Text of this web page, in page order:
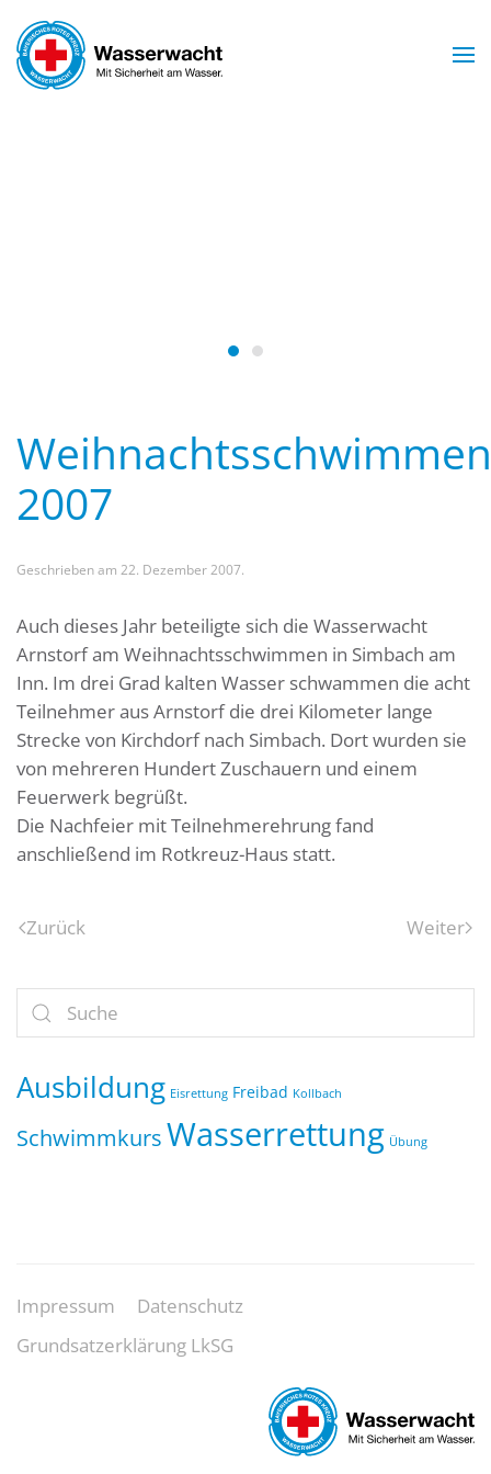
Skip to main content
Wasserwacht Arnstorf
Weihnachtsschwimmen
2007
Geschrieben am 22. Dezember 2007.
Auch dieses Jahr beteiligte sich die Wasserwacht
Arnstorf am Weihnachtsschwimmen in Simbach am
Inn. Im drei Grad kalten Wasser schwammen die acht
Teilnehmer aus Arnstorf die drei Kilometer lange
Strecke von Kirchdorf nach Simbach. Dort wurden sie
von mehreren Hundert Zuschauern und einem
Feuerwerk begrüßt.
Die Nachfeier mit Teilnehmerehrung fand
anschließend im Rotkreuz-Haus statt.
Zurück Weiter
Ausbildung Eisrettung Freibad Kollbach
SchwimmkursWasserrettung Übung
Impressum
Datenschutz
Grundsatzerklärung LkSG